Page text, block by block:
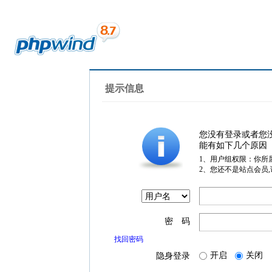
提示信息
您没有登录或者您
能有如下几个原因
1、用户组权限：你所
2、您还不是站点会员
密 码
找回密码
隐身登录 开启 关闭